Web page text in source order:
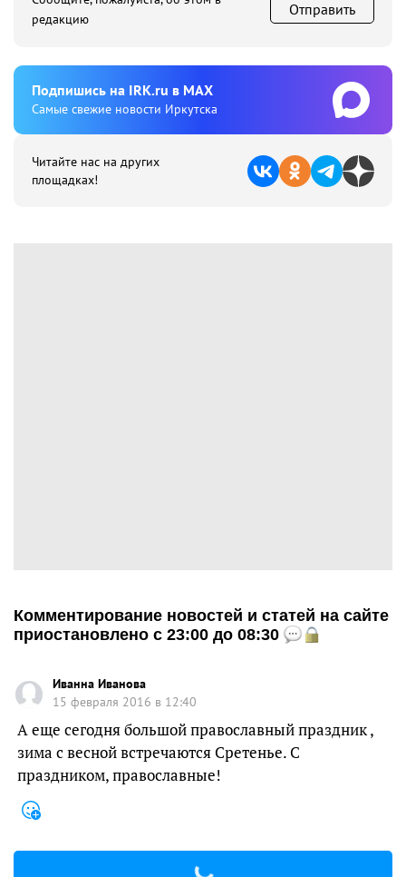
редакцию
Отправить
Подпишиcь на IRK.ru в MAX
Cамые свежие новости Иркутска
Читайте нас на других
площадках!
Комментирование новостей и статей на сайте
приостановлено с 23:00 до 08:30
Иванна Иванова
15 февраля 2016 в 12:40
А еще сегодня большой православный праздник ,
зима с весной встречаются Сретенье. С
праздником, православные!